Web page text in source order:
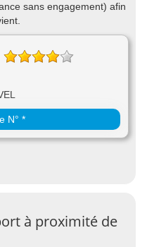
sans engagement) afin
N° *
à proximité de